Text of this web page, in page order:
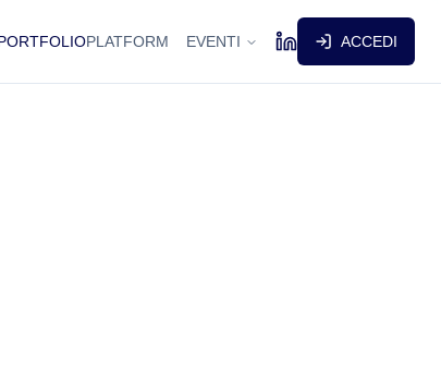
PLATFORM EVENTI ACCEDI